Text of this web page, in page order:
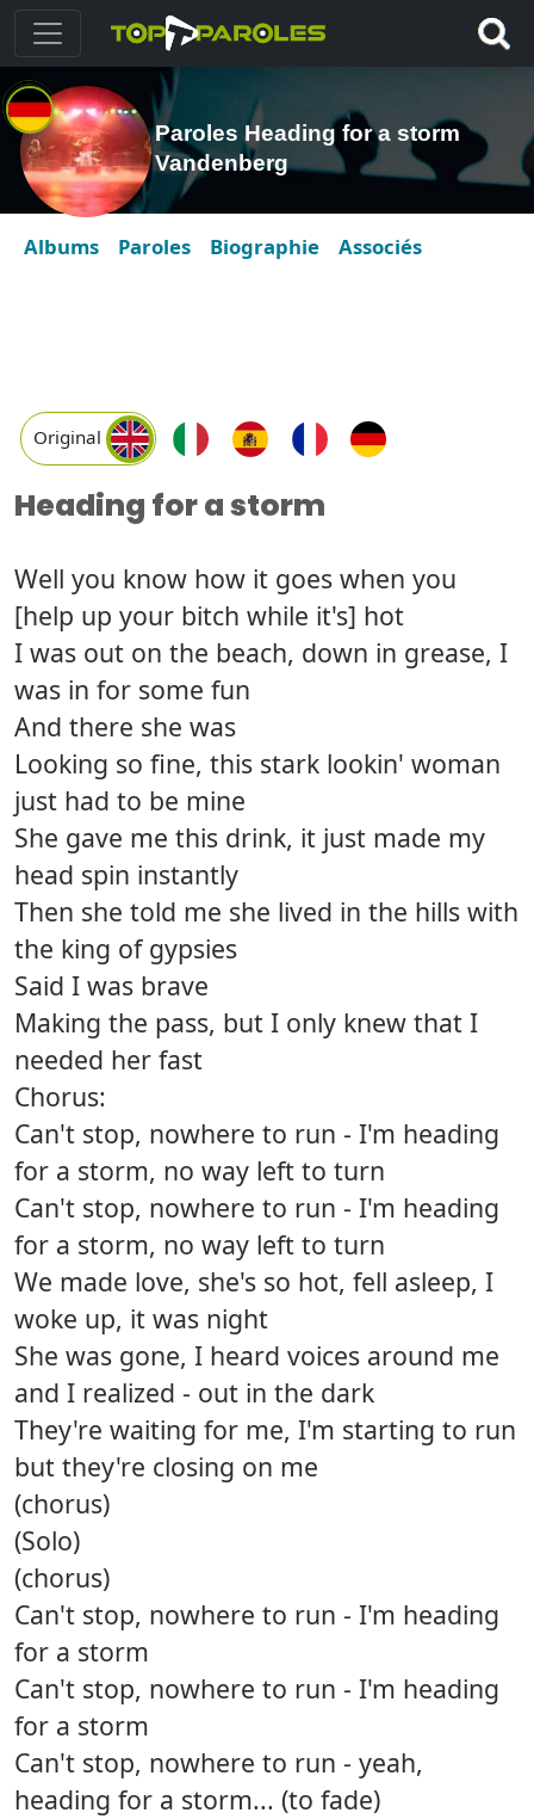
Paroles Heading for a storm
Vandenberg
Albums Paroles Biographie Associés
Original
Heading for a storm
Well you know how it goes when you
[help up your bitch while it's] hot
I was out on the beach, down in grease, I
was in for some fun
And there she was
Looking so fine, this stark lookin' woman
just had to be mine
She gave me this drink, it just made my
head spin instantly
Then she told me she lived in the hills with
the king of gypsies
Said I was brave
Making the pass, but I only knew that I
needed her fast
Chorus:
Can't stop, nowhere to run - I'm heading
for a storm, no way left to turn
Can't stop, nowhere to run - I'm heading
for a storm, no way left to turn
We made love, she's so hot, fell asleep, I
woke up, it was night
She was gone, I heard voices around me
and I realized - out in the dark
They're waiting for me, I'm starting to run
but they're closing on me
(chorus)
(Solo)
(chorus)
Can't stop, nowhere to run - I'm heading
for a storm
Can't stop, nowhere to run - I'm heading
for a storm
Can't stop, nowhere to run - yeah,
heading for a storm... (to fade)